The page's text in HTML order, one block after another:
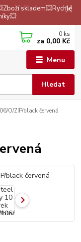
skladem💥Rychlé
Menu
Hledat
0 ks
za 0,00 Kč
O/ZIP/black červená